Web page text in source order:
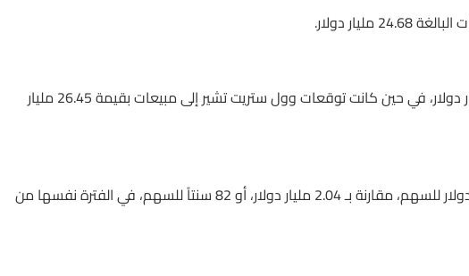
توقعت الشركة أن تصل مبيعاتها في الربع الحالي إلى 28 مليار دولار، في حين كانت توقعات وول ستريت تشير إلى مبيعات بقيمة 26.45 مليار
وسجلت إنفيديا صافي دخل قدره 14.88 مليار دولار، أو 5.98 دولار للسهم، مقارنة بـ 2.04 مليار دولار، أو 82 سنتاً للسهم، في الفترة نفسها من